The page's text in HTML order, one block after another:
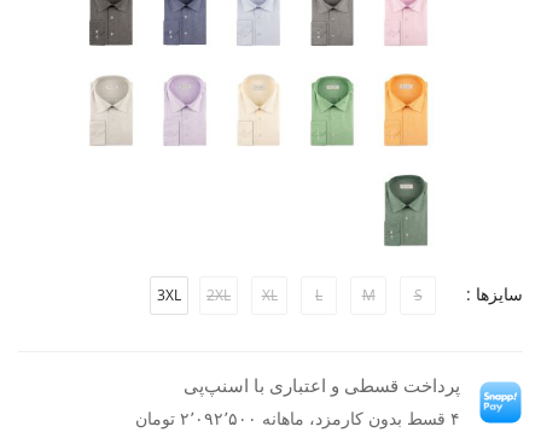
سایزها : S
M
L
XL
2XL
3XL
پرداخت قسطی و اعتباری با اسنپ‌پی
۴ قسط بدون کارمزد، ماهانه ۲٬۰۹۲٬۵۰۰ تومان